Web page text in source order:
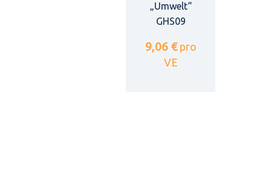
„Umwelt“
GHS09
9,06 € pro
VE